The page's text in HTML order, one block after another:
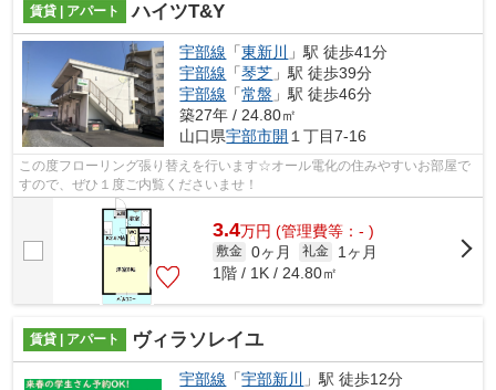
賃貸 | アパート ハイツT&Y
宇部線 「東新川
」駅 徒歩41分
宇部線 「琴芝 」駅 徒歩39分
宇部線 「常盤 」駅 徒歩46分
築27年 / 24.80㎡
山口県宇部市開 １丁目7-16
この度フローリング張り替えを行います☆オール電化の住みやすいお部屋で
すので、ぜひ１度ご内覧くださいませ！
3.4万円 (管理費等：- )
敷金 0ヶ月 礼金
1ヶ月
1階 / 1K / 24.80㎡
賃貸 | アパート ヴィラソレイユ
宇部線 「宇部新川
」駅 徒歩12分